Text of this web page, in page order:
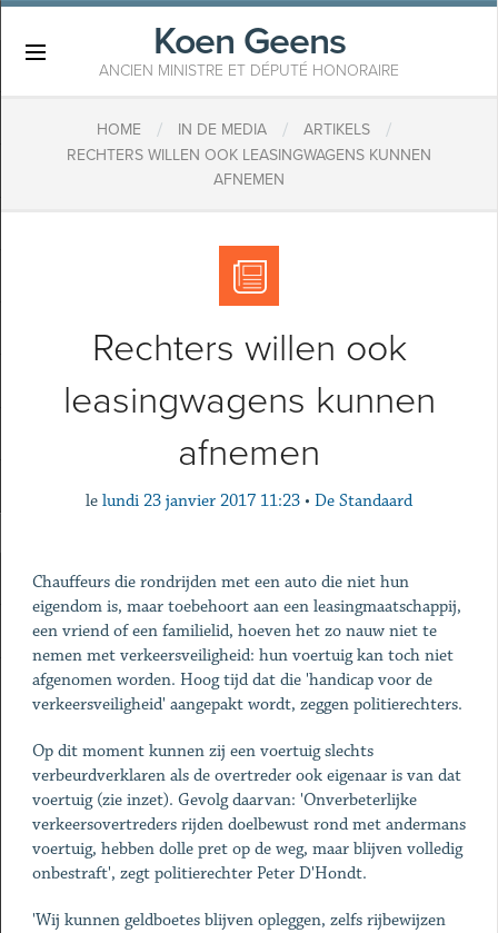
Koen Geens
ANCIEN MINISTRE ET DÉPUTÉ HONORAIRE
HOME / IN DE MEDIA / ARTIKELS /
RECHTERS WILLEN OOK LEASINGWAGENS KUNNEN
AFNEMEN
Rechters willen ook
leasingwagens kunnen
afnemen
le lundi 23 janvier 2017 11:23 • De Standaard
Chauffeurs die rondrijden met een auto die niet hun
eigendom is, maar toebehoort aan een leasingmaatschappij,
een vriend of een familielid, hoeven het zo nauw niet te
nemen met verkeersveiligheid: hun voertuig kan toch niet
afgenomen worden. Hoog tijd dat die 'handicap voor de
verkeersveiligheid' aangepakt wordt, zeggen politierechters.
Op dit moment kunnen zij een voertuig slechts
verbeurdverklaren als de overtreder ook eigenaar is van dat
voertuig (zie inzet). Gevolg daarvan: 'Onverbeterlijke
verkeersovertreders rijden doelbewust rond met andermans
voertuig, hebben dolle pret op de weg, maar blijven volledig
onbestraft', zegt politierechter Peter D'Hondt.
'Wij kunnen geldboetes blijven opleggen, zelfs rijbewijzen